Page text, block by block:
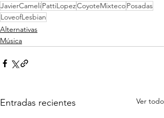
JavierCameliPattiLopezCoyoteMixtecoPosadas
LoveofLesbian
Alternativas
Música
Entradas recientes Ver todo